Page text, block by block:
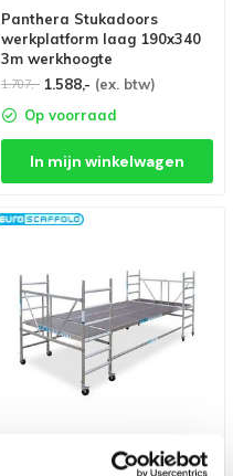
Panthera Stukadoors
werkplatform laag 190x340
3m werkhoogte
1.707,- 1.588,- (ex. btw)
Op voorraad
In mijn winkelwagen
340 met 3m werkhoogte